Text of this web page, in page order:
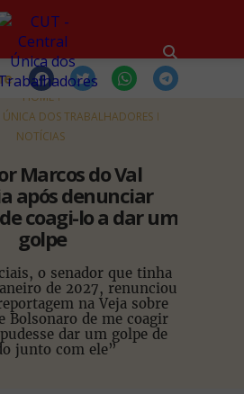
HOME
ÚNICA DOS TRABALHADORES
NOTÍCIAS
Marcos do Val
após denunciar
coagi-lo a dar um
golpe
o senador que tinha
de 2027, renunciou
na Veja sobre
Bolsonaro de me coagir
dar um golpe de
junto com ele”